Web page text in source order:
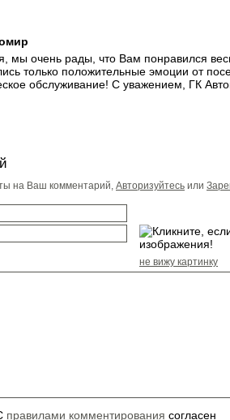
мы очень рады, что Вам понравился
только положительные эмоции от
обслуживание! С уважением, ГК
на Ваш комментарий, Авторизуйтесь или
не вижу картинку
правилами комментирования согласен